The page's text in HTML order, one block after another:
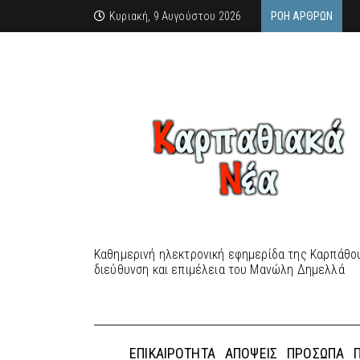
Κυριακή, 9 Αυγούστου 2026 ΡΟΉ ΆΡΘΡΩΝ
Καθημερινή ηλεκτρονική εφημερίδα της
διεύθυνση και επιμέλεια του Μανώλη Δημελλά
ΕΠΙΚΑΙΡΌΤΗΤΑ ΑΠΌΨΕΙΣ ΠΡΌΣΩΠΑ